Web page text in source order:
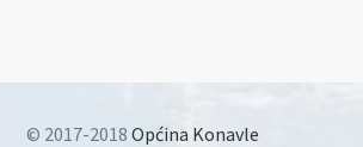
© 2017-2018 Općina Konavle